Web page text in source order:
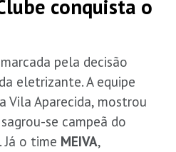
conquista o
pela decisão
eletrizante. A equipe
Vila Aparecida, mostrou
se campeã do
o time MEIVA,